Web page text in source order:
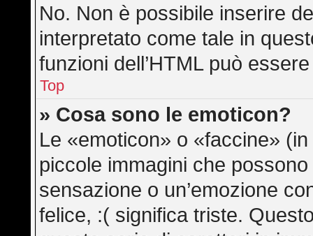
No. Non è possibile inserire
interpretato come tale in
funzioni dell’HTML può
Top
» Cosa sono le emoticon?
Le «emoticon» o «faccine»
piccole immagini che
sensazione o un’emozione
felice, :( significa triste.